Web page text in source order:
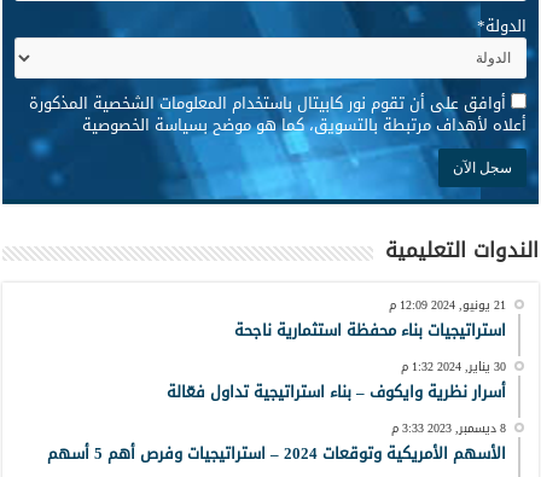
الدولة*
* أوافق على أن تقوم نور كابيتال باستخدام المعلومات الشخصية المذكورة
أعلاه لأهداف مرتبطة بالتسويق، كما هو موضح بسياسة الخصوصية
الندوات التعليمية
21 يونيو, 2024 12:09 م
استراتيجيات بناء محفظة استثمارية ناجحة
30 يناير, 2024 1:32 م
أسرار نظرية وايكوف – بناء استراتيجية تداول فعّالة
8 ديسمبر, 2023 3:33 م
الأسهم الأمريكية وتوقعات 2024 – استراتيجيات وفرص أهم 5 أسهم